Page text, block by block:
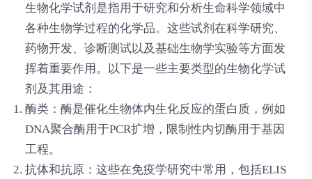
生物化学试剂是指用于研究和分析生命科学领域中
各种生物学过程的化学品。这些试剂在科学研究、
药物开发、诊断测试以及基础生物学实验等方面发
挥着重要作用。以下是一些主要类型的生物化学试
剂及其用途：
酶类：酶是催化生物体内生化反应的蛋白质，例如
DNA聚合酶用于PCR扩增，限制性内切酶用于基因
工程。
抗体和抗原：这些在免疫学研究中常用，包括ELIS